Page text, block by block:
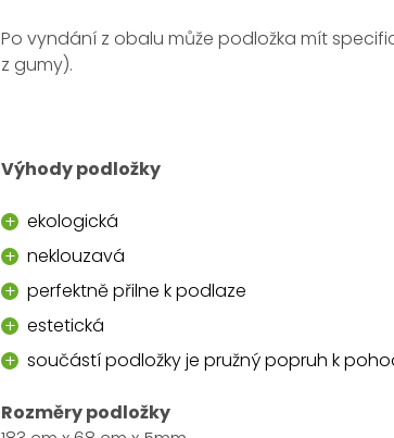
Po vyndání z obalu může podložka mít
z gumy).
Výhody podložky
ekologická
neklouzavá
perfektně přilne k podlaze
estetická
součástí podložky je pružný popruh k
Rozměry podložky